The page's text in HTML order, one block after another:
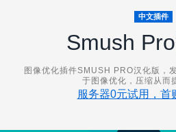
中文插件
Smush
图像优化插件SMUSH PRO汉化版，
于图像优化，压缩从而
服务器0元试用，首